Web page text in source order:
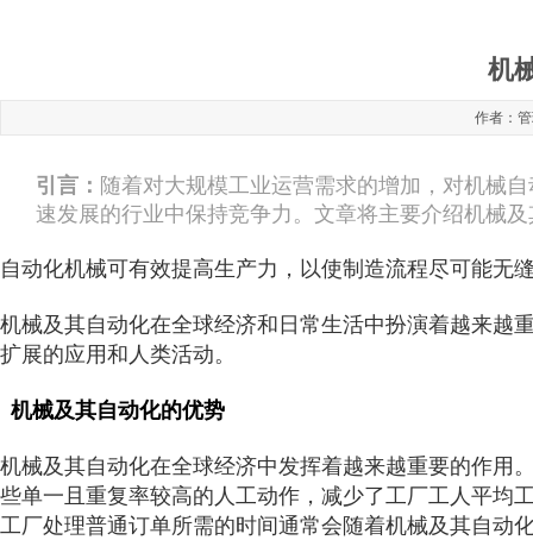
个性化批量生产，灵活性显著提高！Faulhaber加速推动自动化生产
机
作者：
引言： 随着对大规模工业运营需求的增加，对机械
速发展的行业中保持竞争力。文章将主要介绍机械
自动化机械可有效提高生产力，以使制造流程尽可能无
机械及其自动化在全球经济和日常生活中扮演着越来越
扩展的应用和人类活动。
机械及其自动化的优势
机械及其自动化在全球经济中发挥着越来越重要的作用
些单一且重复率较高的人工动作，减少了工厂工人平均
工厂处理普通订单所需的时间通常会随着机械及其自动